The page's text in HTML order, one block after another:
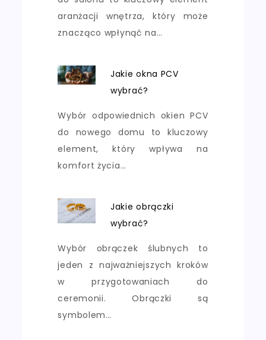
aranżacji wnętrza, który może
znacząco wpłynąć na…
Jakie okna PCV
wybrać?
Wybór odpowiednich okien PCV
do nowego domu to kluczowy
element, który wpływa na
komfort życia…
Jakie obrączki
wybrać?
Wybór obrączek ślubnych to
jeden z najważniejszych kroków
w przygotowaniach do
ceremonii. Obrączki są
symbolem…